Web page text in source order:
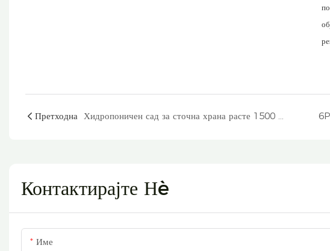
Претходна Хидропоничен сад за сточна храна расте 1500 килограми свежи извори дневно во Велика Британија
Контактирајте Нè
Име